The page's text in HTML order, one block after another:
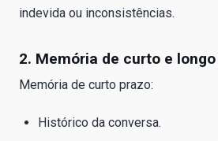
indevida ou inconsistências.
2. Memória de curto e
Memória de curto prazo:
Histórico da conversa.